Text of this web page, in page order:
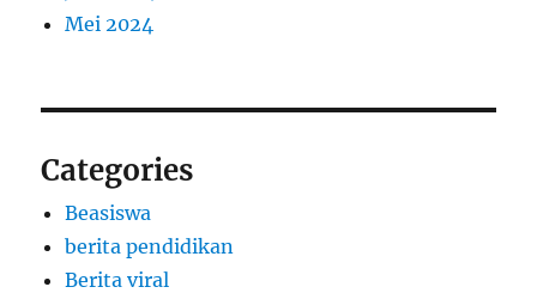
Mei 2024
Categories
Beasiswa
berita pendidikan
Berita viral